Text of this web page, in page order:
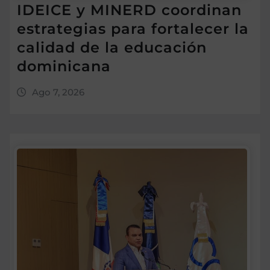
IDEICE y MINERD coordinan
estrategias para fortalecer la
calidad de la educación
dominicana
Ago 7, 2026